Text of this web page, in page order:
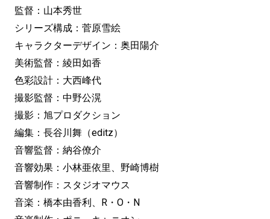
監督：山本秀世
シリーズ構成：菅原雪絵
キャラクターデザイン：奥田陽介
美術監督：綾田如香
色彩設計：大西峰代
撮影監督：中野公滉
撮影：旭プロダクション
編集：長谷川舞（editz）
音響監督：納谷僚介
音響効果：小林亜依里、野崎博樹
音響制作：スタジオマウス
音楽：橋本由香利、R・O・N